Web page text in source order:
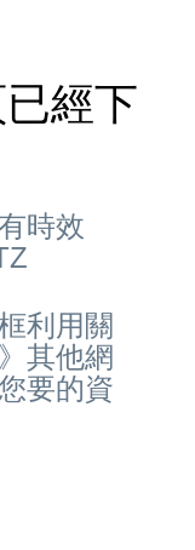
經下
時效
利用關
其他網
要的資